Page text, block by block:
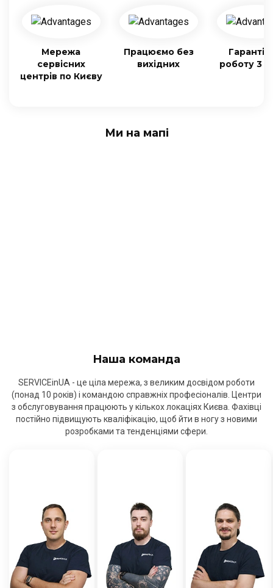
Мережа
сервісних
центрів по Києву
Працюємо без
вихідних
Гарантія
роботу 3
Ми на мапі
Наша команда
SERVICEinUA - це ціла мережа, з великим досвідом роботи
(понад 10 років) і командою справжніх професіоналів. Центри
з обслуговування працюють у кількох локаціях Києва. Фахівці
постійно підвищують кваліфікацію, щоб йти в ногу з новими
розробками та тенденціями сфери.